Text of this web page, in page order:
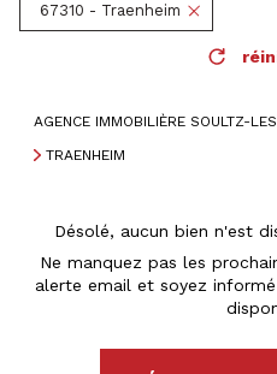
67310 - Traenheim
AGENCE IMMOBILIÈRE SOULTZ-
TRAENHEIM
Désolé, aucun bien n'est
Ne manquez pas les
alerte email et soyez